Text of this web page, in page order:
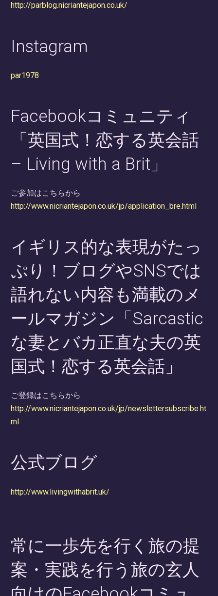
http://parblog.nicriantejapon.co.uk/
Instagram
par1978
Facebookコミュニティ
「英国式！恋する英会話
– Living with a Brit」
ご参加はこちらから
http://www.nicriantejapon.co.uk/jp/application_bre.html
イギリス的な表現がたっ
ぷり！ブログやSNSでは
語れない内容も満載のメ
ールマガジン「Sarcastic
な妻とバカ正直な夫の英
国式！恋する英会話」
ご登録はこちらから
http://www.nicriantejapon.co.uk/jp/newslettersubscribe.ht
ml
公式ブログ
http://www.livingwithabrit.uk/
常に一歩先を行く旅の提
案・実践を行う旅の玄人